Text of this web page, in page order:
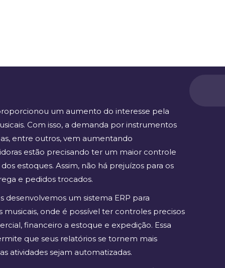
um aumento do interesse pela
Com isso, a demanda por instrumentos
entre outros, vem aumentando
estão precisando ter um maior controle
estoques. Assim, não há prejuízos para os
e pedidos trocados.
desenvolvemos um sistema ERP para
onde é possível ter controles precisos
financeiro a estoque e expedição. Essa
que seus relatórios se tornem mais
atividades sejam automatizadas.